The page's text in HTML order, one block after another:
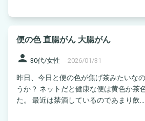
便の色 直腸がん 大腸がん
person 30代/女性 - 2026/01/31
昨日、今日と便の色が焦げ茶みたいな
うか？ ネットだと健康な便は黄色か茶
た。 最近は禁酒しているのであまり飲...